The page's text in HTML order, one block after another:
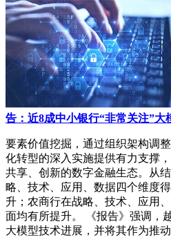
告：近8成中小银行“非常关注”大
要素价值挖掘，通过组织架构调
化转型的深入实施提供有力支撑
共享、创新的数字金融生态。从
略、技术、应用、数据四个维度
升；农商行在战略、技术、应用
面均有所提升。 《报告》强调，
大模型技术进展，并将其作为推